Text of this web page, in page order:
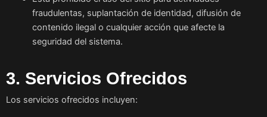
fraudulentas, suplantación de identidad, difusión de
contenido ilegal o cualquier acción que afecte la
seguridad del sistema.
3. Servicios Ofrecidos
Los servicios ofrecidos incluyen: